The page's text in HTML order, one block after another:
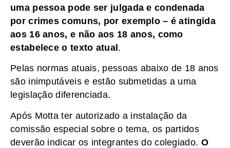
uma pessoa pode ser julgada e condenada
por crimes comuns, por exemplo – é atingida
aos 16 anos, e não aos 18 anos, como
estabelece o texto atual.
Pelas normas atuais, pessoas abaixo de 18 anos
são inimputáveis e estão submetidas a uma
legislação diferenciada.
Após Motta ter autorizado a instalação da
comissão especial sobre o tema, os partidos
deverão indicar os integrantes do colegiado. O